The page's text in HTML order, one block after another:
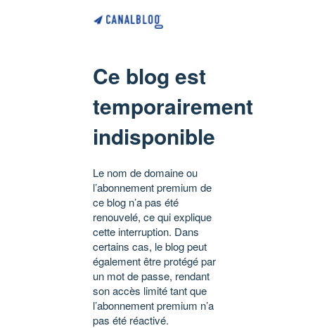
Ce blog est
temporairement
indisponible
Le nom de domaine ou
l’abonnement premium de
ce blog n’a pas été
renouvelé, ce qui explique
cette interruption. Dans
certains cas, le blog peut
également être protégé par
un mot de passe, rendant
son accès limité tant que
l’abonnement premium n’a
pas été réactivé.